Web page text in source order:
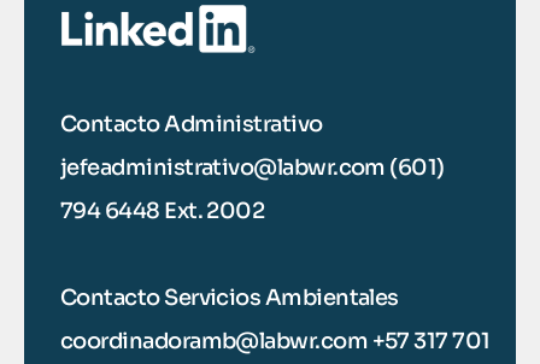
Contacto Administrativo
jefeadministrativo@labwr.com (601)
794 6448 Ext. 2002
Contacto Servicios Ambientales
coordinadoramb@labwr.com +57 317 701